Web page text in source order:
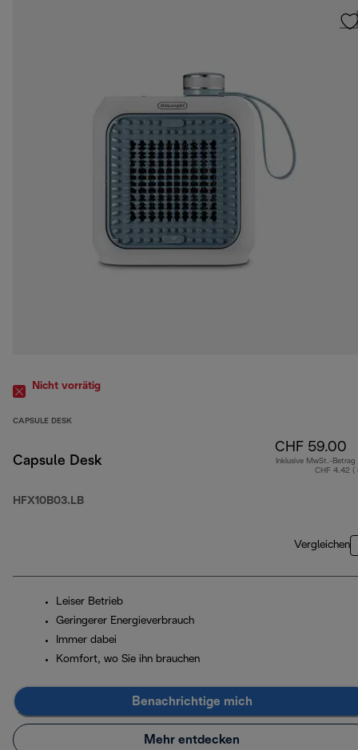
Nicht vorrätig
CAPSULE DESK
Capsule Desk
HFX10B03.LB
CHF 59.00
Inklusive MwSt.-Betrag
CHF 4.42 (
Vergleichen
Leiser Betrieb
Geringerer Energieverbrauch
Immer dabei
Komfort, wo Sie ihn brauchen
Benachrichtige mich
Mehr entdecken